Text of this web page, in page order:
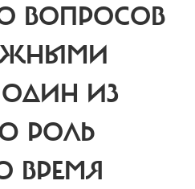
ВОПРОСОВ
ИЗ
РОЛЬ
ВРЕМЯ